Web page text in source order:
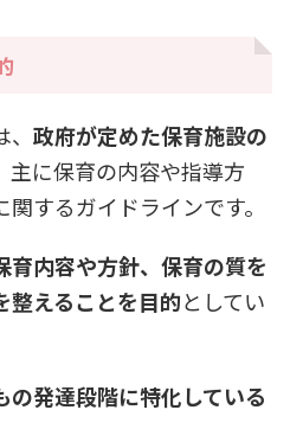
政府が定めた保育施設の
主に保育の内容や指導方
するガイドラインです。
内容や方針、保育の質を
整えることを目的としてい
の発達段階に特化している